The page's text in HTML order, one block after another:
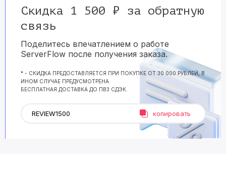
Скидка 1 500 ₽ за обратную
связь
Поделитесь впечатлением о работе
ServerFlow после получения заказа.
* - СКИДКА ПРЕДОСТАВЛЯЕТСЯ ПРИ ПОКУПКЕ ОТ 30 000 РУБЛЕЙ, В
ИНОМ СЛУЧАЕ ПРЕДУСМОТРЕНА
БЕСПЛАТНАЯ ДОСТАВКА ДО ПВЗ СДЭК.
копировать